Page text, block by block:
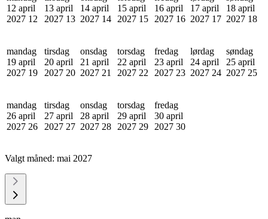
12 april
2027 12
13 april
2027 13
14 april
2027 14
15 april
2027 15
16 april
2027 16
17 april
2027 17
18 april
2027 18
mandag
19 april
2027 19
tirsdag
20 april
2027 20
onsdag
21 april
2027 21
torsdag
22 april
2027 22
fredag
23 april
2027 23
lørdag
24 april
2027 24
søndag
25 april
2027 25
mandag
26 april
2027 26
tirsdag
27 april
2027 27
onsdag
28 april
2027 28
torsdag
29 april
2027 29
fredag
30 april
2027 30
Valgt måned: mai 2027